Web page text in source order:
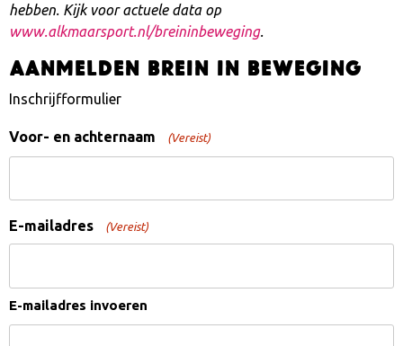
hebben. Kijk voor actuele data op
www.alkmaarsport.nl/breininbeweging.
Aanmelden Brein in Beweging
Inschrijfformulier
Voor- en achternaam (Vereist)
E-mailadres (Vereist)
E-mailadres invoeren